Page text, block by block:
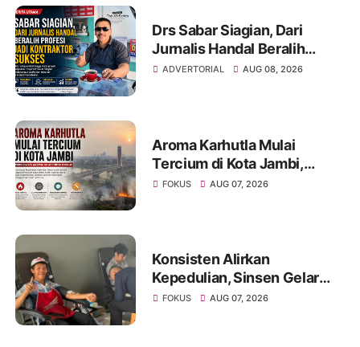
2
Drs Sabar Siagian, Dari
Jurnalis Handal Beralih
Profesi Jadi Kontraktor
ADVERTORIAL AUG 08, 2026
Aroma Karhutla Mulai
Tercium di Kota Jambi,
Warga Diminta Waspada
FOKUS AUG 07, 2026
Konsisten Alirkan
Kepedulian, Sinsen Gelar
Donor Darah ke-23 dalam
FOKUS AUG 07, 2026